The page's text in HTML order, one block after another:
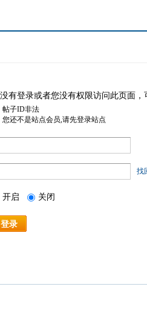
有登录或者您没有权限访问此页面
帖子ID非法
您还不是站点会员,请先登录站点
找
开启 关闭
登录